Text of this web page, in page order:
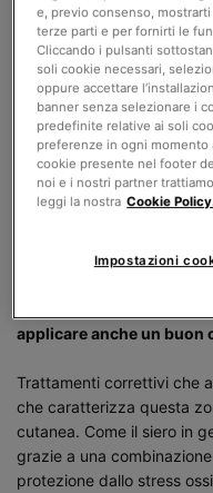
antiossidanti.
COME RIDURRE
OCCHI
Per ridurre le rughe del
dei radicali libericausati
giorno insidiano il
utile? Applicare sieri
ad ampio spettro capaci
cutaneo. In più,per
in genere si formano
applicare anche un buon
Trattamenti correttivi che
che caratterizza questa
cutanea. Come il siero in
grazie a una
protezione dallo stress
e, previo consenso,
terze parti e per fornirti le
Cliccando i pulsanti
soli cookie necessari,
oppure accettare
banner senza selezionare i
predefinite relative ai soli
preferenze in ogni momento
cookie presente nel footer
noi e i nostri partner
leggi la nostra Cookie
Impostazioni